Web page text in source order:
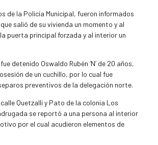
de la Policía Municipal, fueron informados
salió de su vivienda un momento y al
puerta principal forzada y al interior un
detenido Oswaldo Rubén ‘N’ de 20 años,
de un cuchillo, por lo cual fue
preventivos de la delegación norte.
Quetzalli y Pato de la colonia Los
se reportó a una persona al interior
por el cual acudieron elementos de